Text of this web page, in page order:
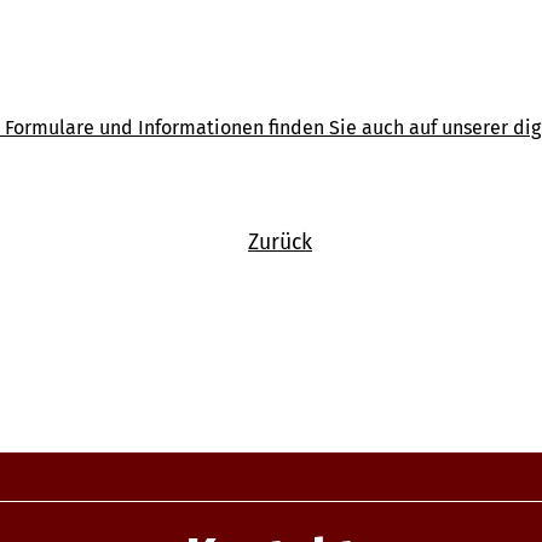
Formulare und Informationen finden Sie auch auf unserer
Zurück